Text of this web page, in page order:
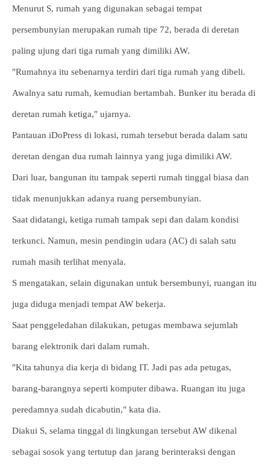
Menurut S, rumah yang digunakan sebagai tempat
persembunyian merupakan rumah tipe 72, berada di deretan
paling ujung dari tiga rumah yang dimiliki AW.
"Rumahnya itu sebenarnya terdiri dari tiga rumah yang dibeli.
Awalnya satu rumah, kemudian bertambah. Bunker itu berada di
deretan rumah ketiga," ujarnya.
Pantauan iDoPress di lokasi, rumah tersebut berada dalam satu
deretan dengan dua rumah lainnya yang juga dimiliki AW.
Dari luar, bangunan itu tampak seperti rumah tinggal biasa dan
tidak menunjukkan adanya ruang persembunyian.
Saat didatangi, ketiga rumah tampak sepi dan dalam kondisi
terkunci. Namun, mesin pendingin udara (AC) di salah satu
rumah masih terlihat menyala.
S mengatakan, selain digunakan untuk bersembunyi, ruangan itu
juga diduga menjadi tempat AW bekerja.
Saat penggeledahan dilakukan, petugas membawa sejumlah
barang elektronik dari dalam rumah.
"Kita tahunya dia kerja di bidang IT. Jadi pas ada petugas,
barang-barangnya seperti komputer dibawa. Ruangan itu juga
peredamnya sudah dicabutin," kata dia.
Diakui S, selama tinggal di lingkungan tersebut AW dikenal
sebagai sosok yang tertutup dan jarang berinteraksi dengan